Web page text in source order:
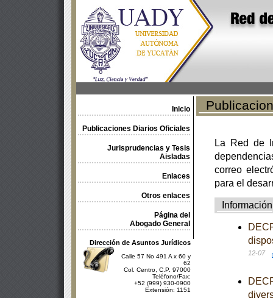
Inicio
Publicaciones Diarios Oficiales
Jurisprudencias y Tesis
Aisladas
Enlaces
Otros enlaces
Página del
Abogado General
Dirección de Asuntos Jurídicos
Calle 57 No 491 A x 60 y
62
Col. Centro, C.P. 97000
Teléfono/Fax:
+52 (999) 930-0900
Extensión: 1151
La Red de
correo
para el
Información
12-07